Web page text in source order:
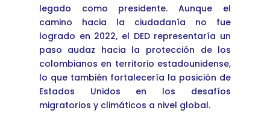
legado como presidente. Aunque el
camino hacia la ciudadanía no fue
logrado en 2022, el DED representaría un
paso audaz hacia la protección de los
colombianos en territorio estadounidense,
lo que también fortalecería la posición de
Estados Unidos en los desafíos
migratorios y climáticos a nivel global.